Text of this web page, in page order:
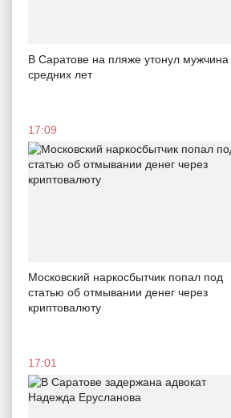
В Саратове на пляже утонул мужчина
средних лет
17:09
Московский наркосбытчик попал под
статью об отмывании денег через
криптовалюту
17:01